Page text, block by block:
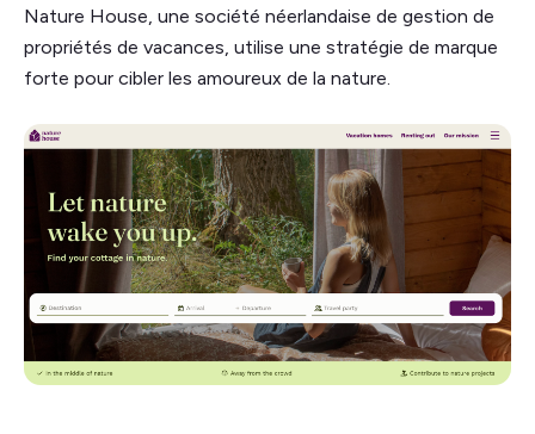
Nature House, une société néerlandaise de gestion de
propriétés de vacances, utilise une stratégie de marque
forte pour cibler les amoureux de la nature.